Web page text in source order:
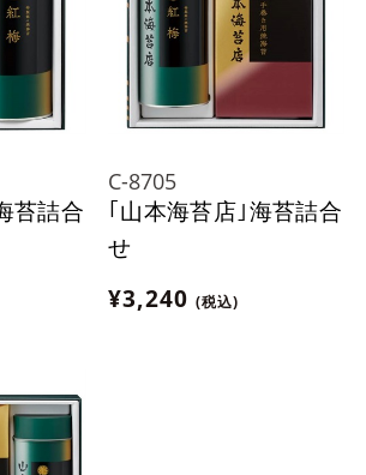
苔詰合
C-8705
｢山本海苔店｣海苔詰合
せ
¥3,240 (税込)